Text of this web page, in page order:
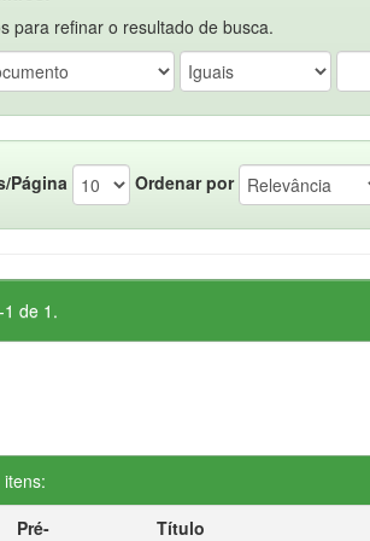
para refinar o resultado de busca.
Página Ordenar por
de 1.
Pré-
Título